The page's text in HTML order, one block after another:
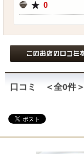
0
口コミ ＜全0件＞